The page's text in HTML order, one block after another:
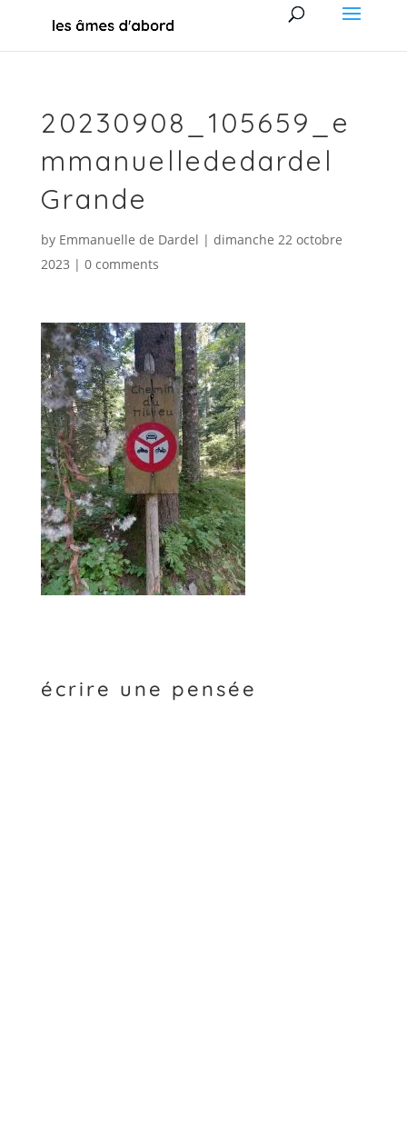
20230908_105659_e
mmanuellededardel
Grande
by Emmanuelle de Dardel | dimanche 22 octobre
2023 | 0 comments
écrire une pensée